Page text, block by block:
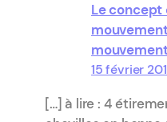
Le concept
15 février
[…] à lire : 4